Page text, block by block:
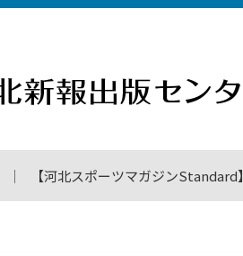
【河北スポーツマガジン